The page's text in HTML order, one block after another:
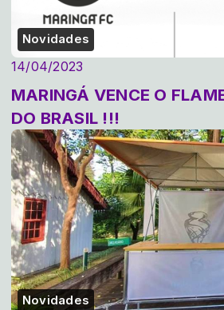
Novidades
14/04/2023
MARINGÁ VENCE O
DO BRASIL !!!
Novidades